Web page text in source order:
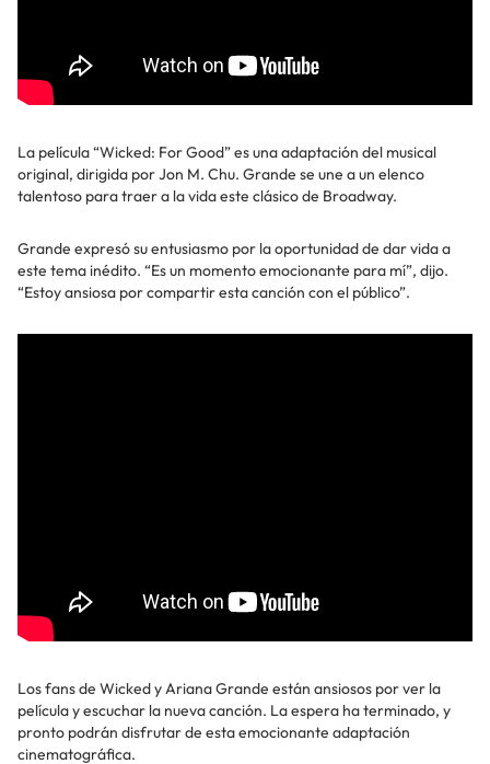
La película “Wicked: For Good” es una adaptación del musical
original, dirigida por Jon M. Chu. Grande se une a un elenco
talentoso para traer a la vida este clásico de Broadway.
Grande expresó su entusiasmo por la oportunidad de dar vida a
este tema inédito. “Es un momento emocionante para mí”, dijo.
“Estoy ansiosa por compartir esta canción con el público”.
Los fans de Wicked y Ariana Grande están ansiosos por ver la
película y escuchar la nueva canción. La espera ha terminado, y
pronto podrán disfrutar de esta emocionante adaptación
cinematográfica.